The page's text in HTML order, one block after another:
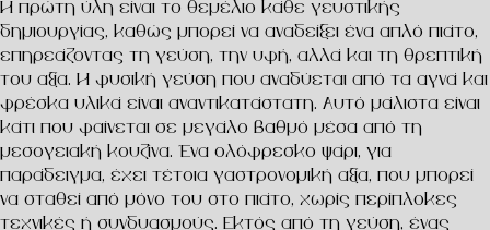
Η πρώτη ύλη είναι το θεμέλιο κάθε γευστικής
δημιουργίας, καθώς μπορεί να αναδείξει ένα απλό πιάτο,
επηρεάζοντας τη γεύση, την υφή, αλλά και τη θρεπτική
του αξία. Η φυσική γεύση που αναδύεται από τα αγνά και
φρέσκα υλικά είναι αναντικατάστατη. Αυτό μάλιστα είναι
κάτι που φαίνεται σε μεγάλο βαθμό μέσα από τη
μεσογειακή κουζίνα. Ένα ολόφρεσκο ψάρι, για
παράδειγμα, έχει τέτοια γαστρονομική αξία, που μπορεί
να σταθεί από μόνο του στο πιάτο, χωρίς περίπλοκες
τεχνικές ή συνδυασμούς. Εκτός από τη γεύση, ένας